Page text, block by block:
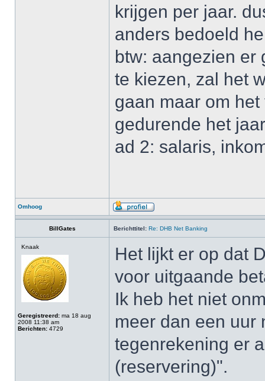
krijgen per jaar.
anders bedoeld
btw: aangezien er
te kiezen, zal het
gaan maar om
gedurende het
ad 2: salaris,
Omhoog
BillGates Berichttitel: Re: DHB Net Banking
Knaak
Geregistreerd: ma 18 aug
2008 11:38 am
Berichten: 4729
Het lijkt er op dat
voor uitgaande
Ik heb het niet
meer dan een uur
tegenrekening er
(reservering)".